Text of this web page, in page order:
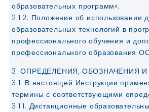
образовательных программ»;
2.1.2. Положение об использовании
образовательных технологий в
профессионального обучения и
профессионального образования
3. ОПРЕДЕЛЕНИЯ, ОБОЗНАЧЕНИЯ
3.1. В настоящей Инструкции
термины с соответствующими
3.1.1. Дистанционные